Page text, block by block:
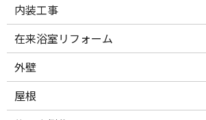
内装工事
在来浴室リフォーム
外壁
屋根